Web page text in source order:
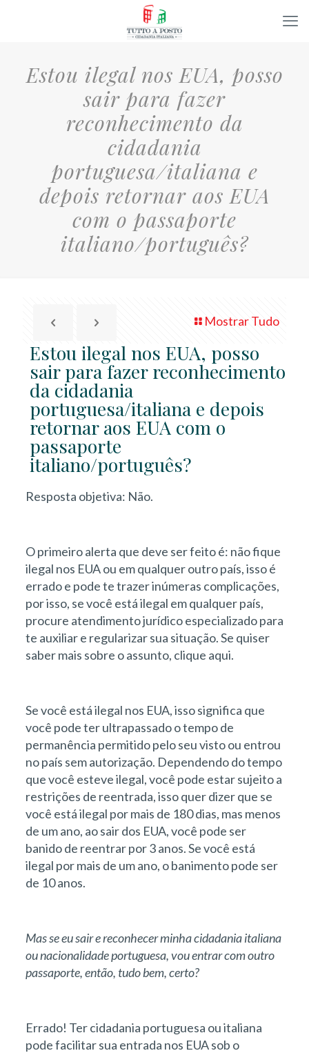
Estou ilegal nos EUA, posso
sair para fazer
reconhecimento da
cidadania
portuguesa/italiana e
depois retornar aos EUA
com o passaporte
italiano/português?
Mostrar Tudo
Estou ilegal nos EUA, posso
sair para fazer reconhecimento
da cidadania
portuguesa/italiana e depois
retornar aos EUA com o
passaporte
italiano/português?
Resposta objetiva: Não.
O primeiro alerta que deve ser feito é: não fique
ilegal nos EUA ou em qualquer outro país, isso é
errado e pode te trazer inúmeras complicações,
por isso, se você está ilegal em qualquer país,
procure atendimento jurídico especializado para
te auxiliar e regularizar sua situação. Se quiser
saber mais sobre o assunto, clique aqui.
Se você está ilegal nos EUA, isso significa que
você pode ter ultrapassado o tempo de
permanência permitido pelo seu visto ou entrou
no país sem autorização. Dependendo do tempo
que você esteve ilegal, você pode estar sujeito a
restrições de reentrada, isso quer dizer que se
você está ilegal por mais de 180 dias, mas menos
de um ano, ao sair dos EUA, você pode ser
banido de reentrar por 3 anos. Se você está
ilegal por mais de um ano, o banimento pode ser
de 10 anos.
Mas se eu sair e reconhecer minha cidadania italiana
ou nacionalidade portuguesa, vou entrar com outro
passaporte, então, tudo bem, certo?
Errado! Ter cidadania portuguesa ou italiana
pode facilitar sua entrada nos EUA sob o